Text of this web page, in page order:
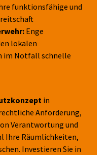
funktionsfähige und
Enge
lokalen
im Notfall schnelle
in
Anforderung,
Verantwortung und
Ihre Räumlichkeiten,
Investieren Sie in